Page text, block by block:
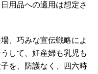
用品への適用は想定さ
、巧みな宣伝戦略によ
して、妊産婦も乳児も
を、防護なく、四六時